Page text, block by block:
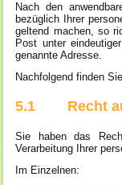
Nach den
bezüglich Ihrer
geltend machen, so
Post unter
genannte Adresse.
Nachfolgend finden
5.1 Recht
Sie haben das
Verarbeitung Ihrer
Im Einzelnen: